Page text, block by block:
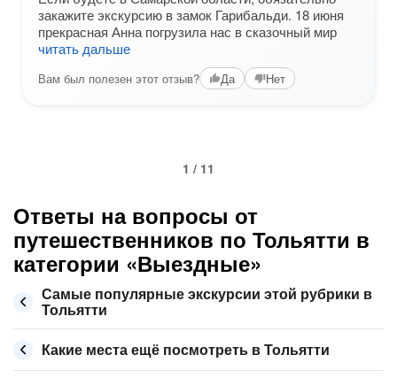
закажите экскурсию в замок Гарибальди. 18 июня
прекрасная Анна погрузила нас в сказочный мир
читать дальше
Вам был полезен этот отзыв? Да Нет
1 / 11
Ответы на вопросы от
путешественников по Тольятти в
категории «Выездные»
Самые популярные экскурсии этой рубрики в
Тольятти
Какие места ещё посмотреть в Тольятти